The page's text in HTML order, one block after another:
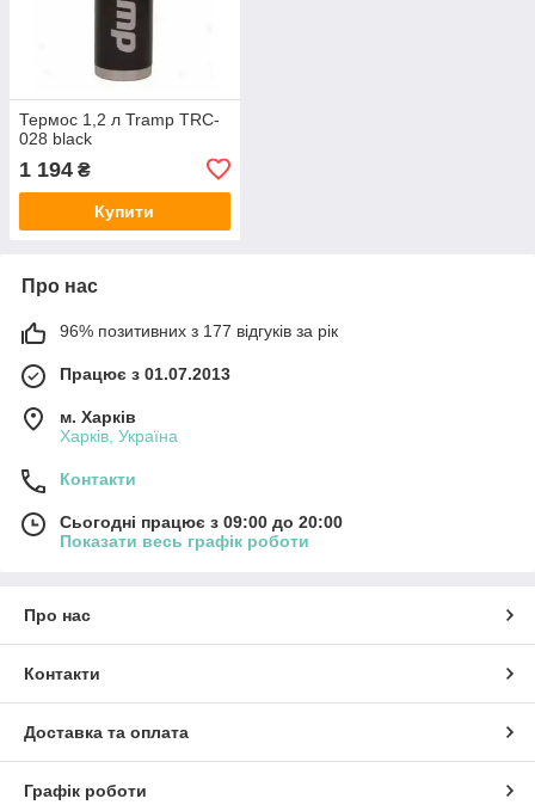
Термос 1,2 л Tramp TRC-
028 black
1 194 ₴
Купити
Про нас
96% позитивних з 177 відгуків за рік
Працює з 01.07.2013
м. Харків
Харків, Україна
Контакти
Сьогодні працює з 09:00 до 20:00
Показати весь графік роботи
Про нас
Контакти
Доставка та оплата
Графік роботи